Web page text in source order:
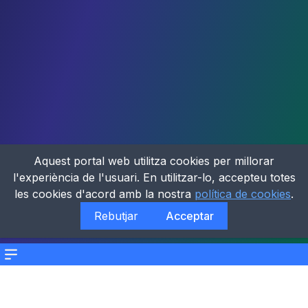
Menu
Aquest portal web utilitza cookies per millorar
l'experiència de l'usuari. En utilitzar-lo, accepteu totes
les cookies d'acord amb la nostra política de cookies.
Rebutjar
Acceptar